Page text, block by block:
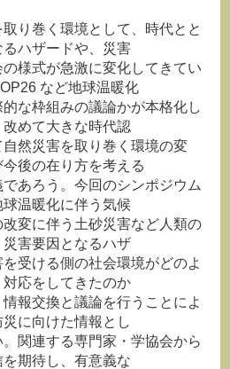
り巻く環境として、時代とと
るハザードや、災害
の様式が急激に変化してきてい
など地球温暖化
な枠組みの議論かが本格化し
めて大きな時代認
然災害を取り巻く環境の変
後の在り方を考える
であろう。今回のシンポジウム
球温暖化に伴う気候
変に伴う土砂災害など人類の
害要因となるハザ
受ける側の社会環境がどのよ
対応をしてきたのか
報交換と議論を行うことによ
災に向けた情報とし
関連する専門家・学協会から
期待し、有意義な